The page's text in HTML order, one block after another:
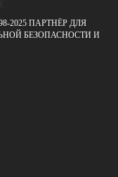
2025 ПАРТНЁР ДЛЯ
БЕЗОПАСНОСТИ И